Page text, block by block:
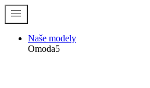
menu
Naše modely
Omoda5